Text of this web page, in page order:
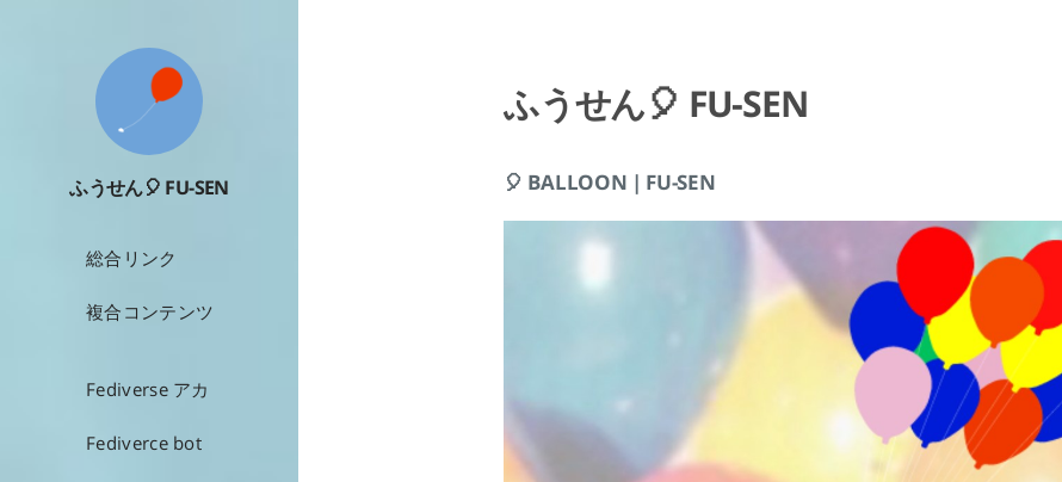
ふうせん🎈 FU-SEN
総合リンク
複合コンテンツ
Fediverse アカ
Fediverce bot
ふうせん🎈 FU-SEN
🎈 BALLOON | FU-SEN